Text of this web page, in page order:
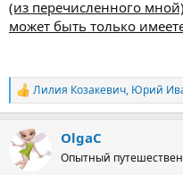
(из перечисленного
может быть только
Р
е
к
ц
и
Лилия Козакевич, Юрий
OlgaС
Опытный